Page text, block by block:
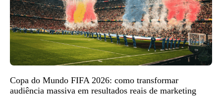
Copa do Mundo FIFA 2026: como transformar
audiência massiva em resultados reais de marketing